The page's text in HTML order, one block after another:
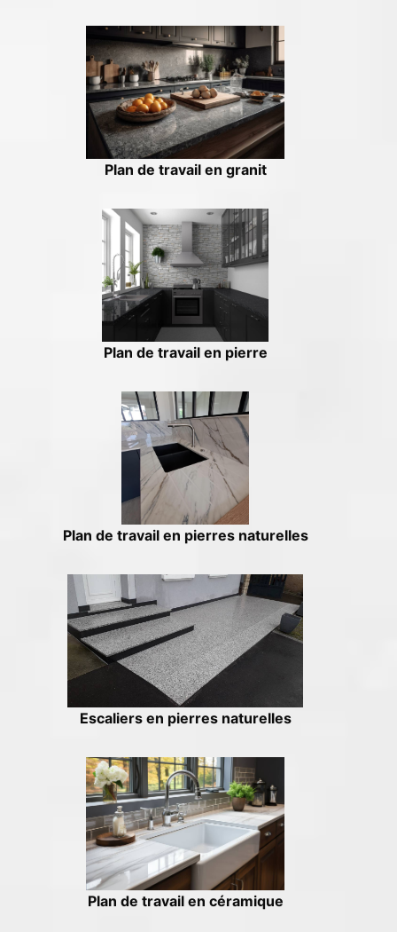
Plan de travail en granit
Plan de travail en pierre
Plan de travail en pierres naturelles
Escaliers en pierres naturelles
Plan de travail en céramique